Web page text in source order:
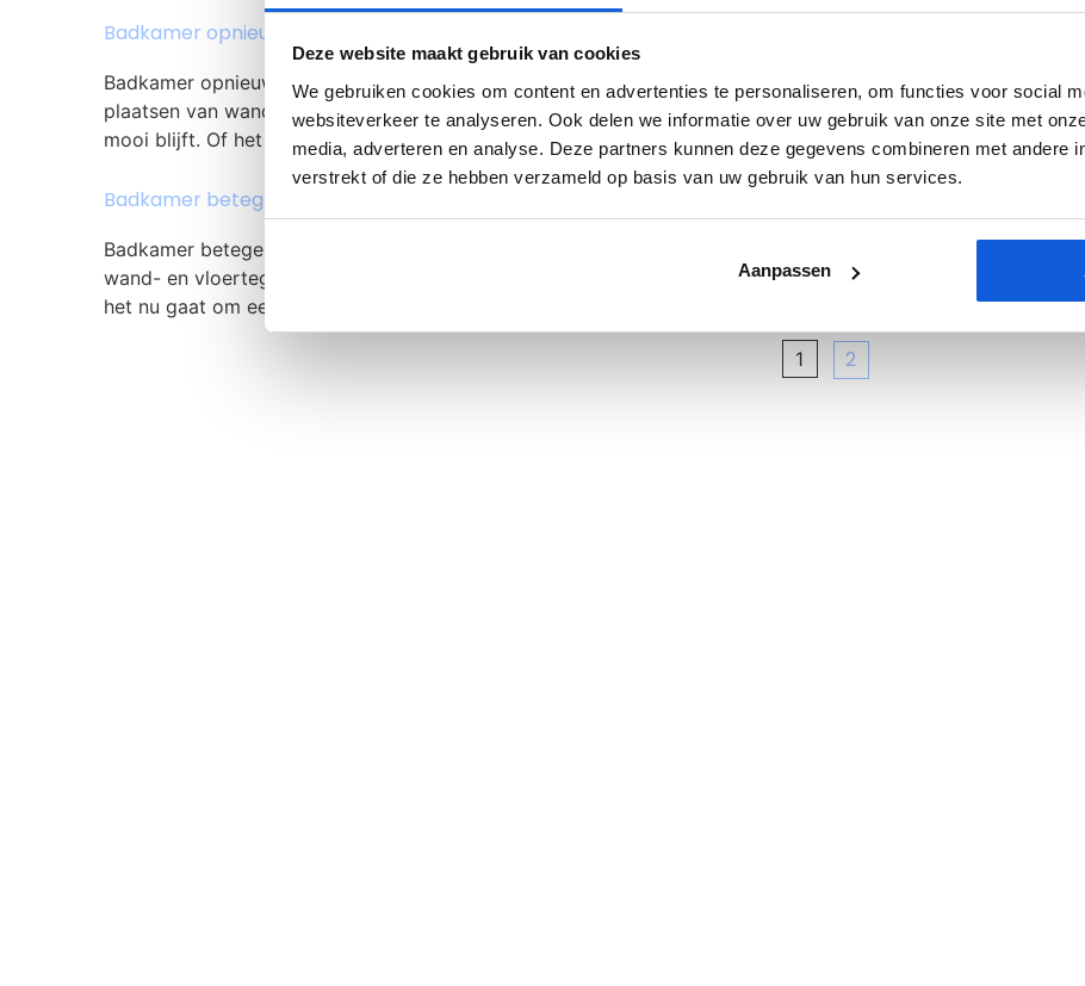
Deze website maakt gebruik van cookies
We gebruiken cookies om content en advertenties te personaliseren, om functies voor social
websiteverkeer te analyseren. Ook delen we informatie over uw gebruik van onze site met
media, adverteren en analyse. Deze partners kunnen deze gegevens combineren met andere
verstrekt of die ze hebben verzameld op basis van uw gebruik van hun services.
Aanpassen
Badkamer opnieuw betegelen
Badkamer opnieuw betegelen – Vakwerk voor vloer en wand Ben je op zoek naar badkamer opnieuw
plaatsen van wand- en vloertegels voor particulieren en bedrijven. Wij werken nauwkeurig, strak en met
mooi blijft. Of het nu gaat om een badkamer, keuken, woonkamer, […]
Badkamer betegeling
Badkamer betegeling – Vakwerk voor vloer en wand Ben je op zoek naar badkamer betegeling? Van Yild
wand- en vloertegels voor particulieren en bedrijven. Wij werken nauwkeurig, strak en met oog voor
het nu gaat om een badkamer, keuken, woonkamer, […]
1 2